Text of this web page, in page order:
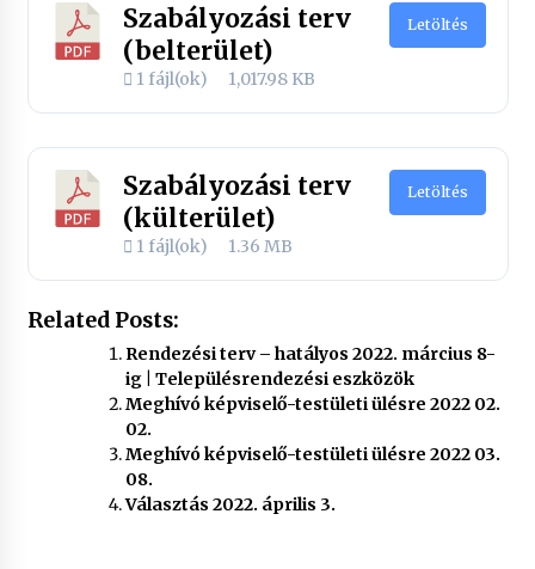
Szabályozási terv
(belterület)
1 fájl(ok) 1,017.98 KB
Letöltés
Szabályozási terv
(külterület)
1 fájl(ok) 1.36 MB
Letöltés
Related Posts:
Rendezési terv – hatályos 2022. március 8-
ig | Településrendezési eszközök
Meghívó képviselő-testületi ülésre 2022 02.
02.
Meghívó képviselő-testületi ülésre 2022 03.
08.
Választás 2022. április 3.